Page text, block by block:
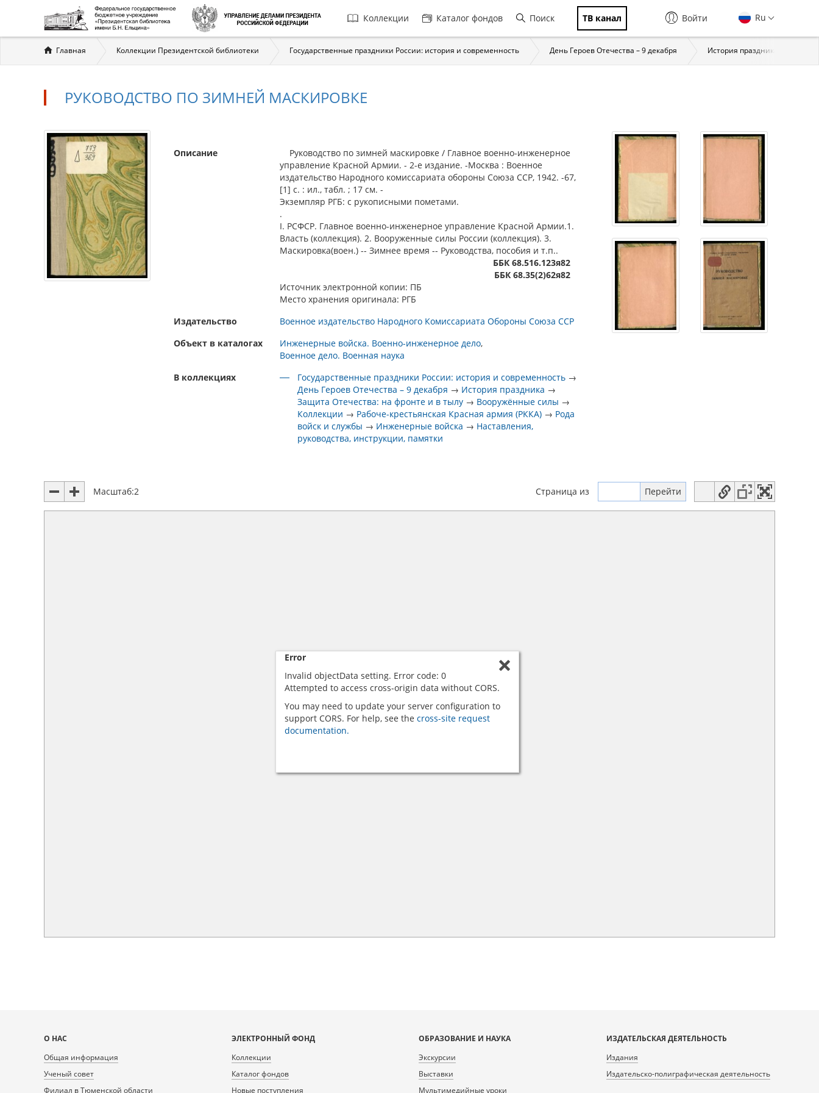
Главная
навигация
Коллекции Каталог фондов Поиск ТВ канал Ru
Войти
Вы
здесь
Главная Коллекции Президентской библиотеки Государственные праздники России: история и современность День Героев Отечества – 9 декабря История праздника
РУКОВОДСТВО ПО ЗИМНЕЙ МАСКИРОВКЕ
Описание
Руководство по зимней маскировке / Главное военно-инженерное
управление Красной Армии. - 2-е издание. -Москва : Военное
издательство Народного комиссариата обороны Союза ССР, 1942. -67,
[1] с. : ил., табл. ; 17 см. -
Экземпляр РГБ: с рукописными пометами.
.
I. РСФСР. Главное военно-инженерное управление Красной Армии.1.
Власть (коллекция). 2. Вооруженные силы России (коллекция). 3.
Маскировка(воен.) -- Зимнее время -- Руководства, пособия и т.п..
ББК 68.516.123я82
ББК 68.35(2)62я82
Источник электронной копии: ПБ
Место хранения оригинала: РГБ
Издательство
Военное издательство Народного Комиссариата Обороны Союза ССР
Объект в каталогах
Инженерные войска. Военно-инженерное дело
Военное дело. Военная наука
В коллекциях
Государственные праздники России: история и современность →
День Героев Отечества – 9 декабря → История праздника →
Защита Отечества: на фронте и в тылу → Вооружённые силы →
Коллекции → Рабоче-крестьянская Красная армия (РККА) → Рода
войск и службы → Инженерные войска → Наставления,
руководства, инструкции, памятки
Масштаб:2 Страница из
Error
Invalid objectData setting. Error code: 0
Attempted to access cross-origin data without CORS.
You may need to update your server configuration to
support CORS. For help, see the cross-site request
documentation.
Карта
сайта
О НАС
Общая информация
Ученый совет
Филиал в Тюменской области
ЭЛЕКТРОННЫЙ ФОНД
Коллекции
Каталог фондов
Новые поступления
ОБРАЗОВАНИЕ И НАУКА
Экскурсии
Выставки
Мультимедийные уроки
ИЗДАТЕЛЬСКАЯ ДЕЯТЕЛЬНОСТЬ
Издания
Издательско-полиграфическая деятельность